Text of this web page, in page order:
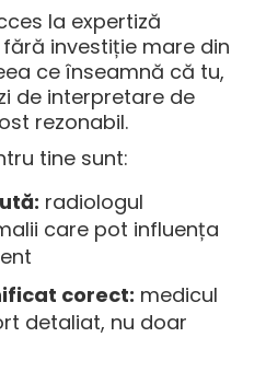
la expertiză
investiție mare din
ce înseamnă că tu,
de interpretare de
rezonabil.
tine sunt:
radiologul
care pot influența
corect: medicul
detaliat, nu doar